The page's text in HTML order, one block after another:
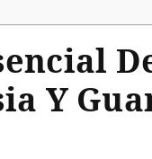
Y